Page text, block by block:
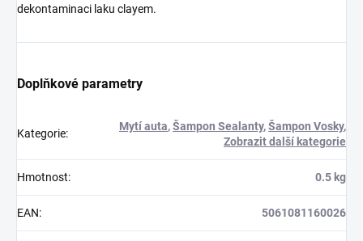
dekontaminaci laku clayem.
Doplňkové parametry
Kategorie:
Mytí auta,Šampon Sealanty,Šampon Vosky,
Zobrazit další kategorie
Hmotnost: 0.5 kg
EAN: 5061081160026